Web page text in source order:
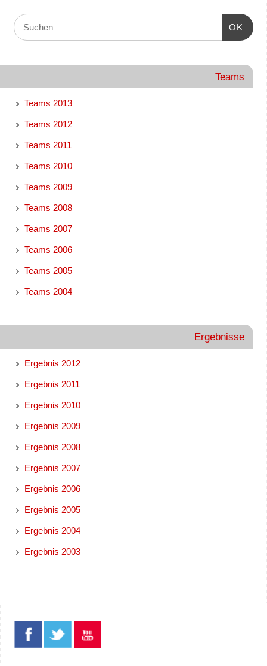
OK
Teams
Teams 2013
Teams 2012
Teams 2011
Teams 2010
Teams 2009
Teams 2008
Teams 2007
Teams 2006
Teams 2005
Teams 2004
Ergebnisse
Ergebnis 2012
Ergebnis 2011
Ergebnis 2010
Ergebnis 2009
Ergebnis 2008
Ergebnis 2007
Ergebnis 2006
Ergebnis 2005
Ergebnis 2004
Ergebnis 2003